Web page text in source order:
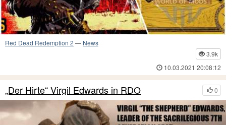
Red Dead Redemption 2 — News
3.9k
10.03.2021 20:08:12
0
„Der Hirte“ Virgil Edwards in RDO